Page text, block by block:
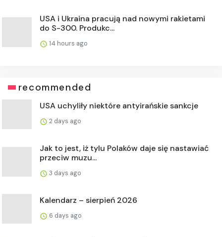
USA i Ukraina pracują nad nowymi rakietami
do S-300. Produkc...
14 hours ago
recommended
USA uchyliły niektóre antyirańskie sankcje
2 days ago
Jak to jest, iż tylu Polaków daje się nastawiać
przeciw muzu...
3 days ago
Kalendarz – sierpień 2026
6 days ago